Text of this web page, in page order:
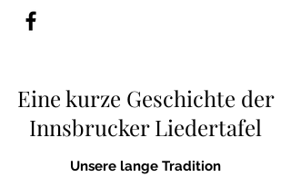
Eine kurze Geschichte der
Innsbrucker Liedertafel
Unsere lange Tradition